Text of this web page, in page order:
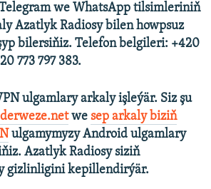
we WhatsApp tilsimleriniň
Azatlyk Radiosy bilen howpsuz
bilersiňiz. Telefon belgileri: +420
773 797 383.
ulgamlary arkaly işleýär. Siz şu
we sep arkaly biziň
ulgamymyzy Android ulgamlary
Azatlyk Radiosy siziň
gizlinligini kepillendirýär.